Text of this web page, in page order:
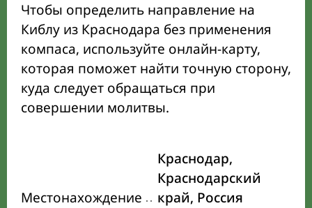
Чтобы определить направление на
Киблу из Краснодара без применения
компаса, используйте онлайн-карту,
которая поможет найти точную сторону,
куда следует обращаться при
совершении молитвы.
Местонахождение
Краснодар,
Краснодарский
край, Россия